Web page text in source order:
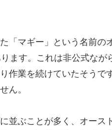
「マギー」という名前の
ます。これは非公式なが
作業を続けていたそうで
ん。
並ぶことが多く、オース